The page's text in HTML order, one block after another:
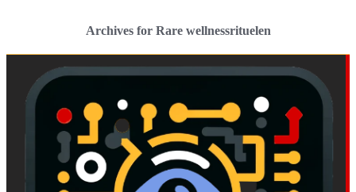
Archives for Rare wellnessrituelen